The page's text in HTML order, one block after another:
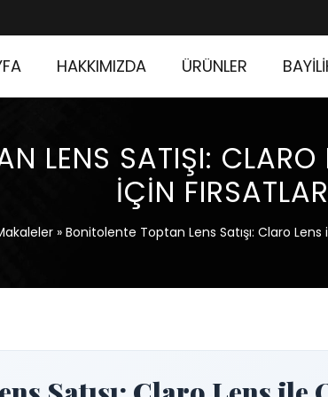
HAKKIMIZDA ÜRÜNLER
LENS SATIŞI:
İÇIN FIRSATLAR
» Bonitolente Toptan Lens Satışı: Claro